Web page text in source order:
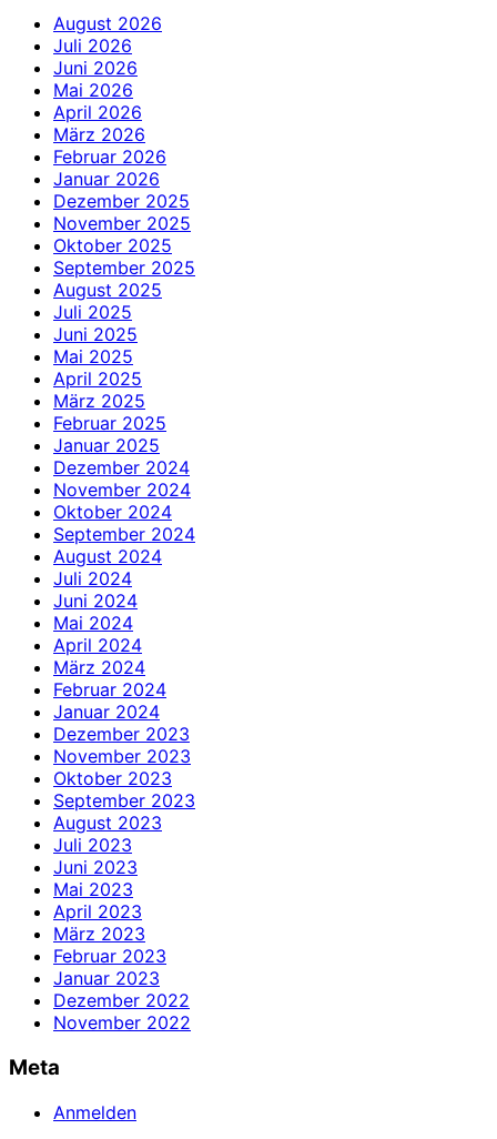
August 2026
Juli 2026
Juni 2026
Mai 2026
April 2026
März 2026
Februar 2026
Januar 2026
Dezember 2025
November 2025
Oktober 2025
September 2025
August 2025
Juli 2025
Juni 2025
Mai 2025
April 2025
März 2025
Februar 2025
Januar 2025
Dezember 2024
November 2024
Oktober 2024
September 2024
August 2024
Juli 2024
Juni 2024
Mai 2024
April 2024
März 2024
Februar 2024
Januar 2024
Dezember 2023
November 2023
Oktober 2023
September 2023
August 2023
Juli 2023
Juni 2023
Mai 2023
April 2023
März 2023
Februar 2023
Januar 2023
Dezember 2022
November 2022
Meta
Anmelden